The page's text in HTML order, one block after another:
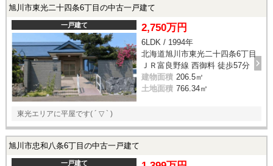
旭川市東光二十四条6丁目の中古一戸建て
一戸建て 2,750万円
6LDK / 1994年
北海道旭川市東光二十四条6丁目
ＪＲ富良野線 西御料 徒歩57分
建物面積 206.5㎡
土地面積 766.34㎡
東光エリアに平屋です( ´ ▽ ` )
旭川市忠和八条6丁目の中古一戸建て
一戸建て